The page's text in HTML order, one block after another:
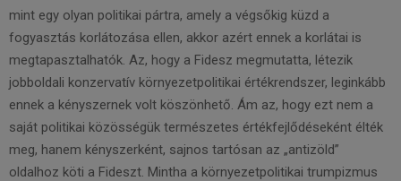
mint egy olyan politikai pártra, amely a végsőkig küzd a
fogyasztás korlátozása ellen, akkor azért ennek a korlátai is
megtapasztalhatók. Az, hogy a Fidesz megmutatta, létezik
jobboldali konzervatív környezetpolitikai értékrendszer, leginkább
ennek a kényszernek volt köszönhető. Ám az, hogy ezt nem a
saját politikai közösségük természetes értékfejlődéseként élték
meg, hanem kényszerként, sajnos tartósan az „antizöld”
oldalhoz köti a Fideszt. Mintha a környezetpolitikai trumpizmus